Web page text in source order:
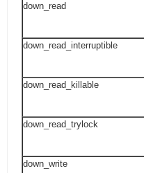
down_read
down_read_interruptible
down_read_killable
down_read_trylock
down_write